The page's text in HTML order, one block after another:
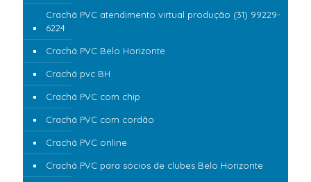
Crachá PVC atendimento virtual produção (31) 99229-
6224
Crachá PVC Belo Horizonte
Crachá pvc BH
Crachá PVC com chip
Crachá PVC com cordão
Crachá PVC online
Crachá PVC para sócios de clubes Belo Horizonte